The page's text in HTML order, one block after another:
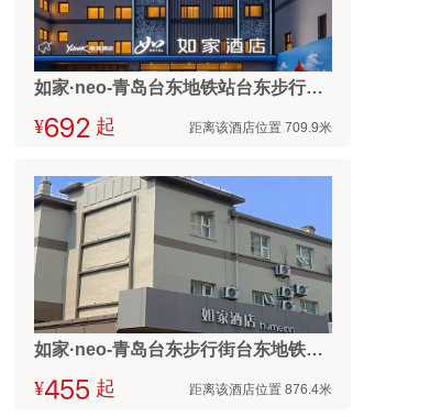
如家·neo-青岛台东地铁站台东步行街店
¥ 起 距离该酒店位置 709.9米
如家·neo-青岛台东步行街台东地铁站店
¥ 起 距离该酒店位置 876.4米